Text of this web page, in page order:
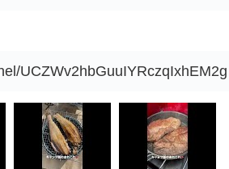
UCZWv2hbGuuIYRczqIxhEM2g